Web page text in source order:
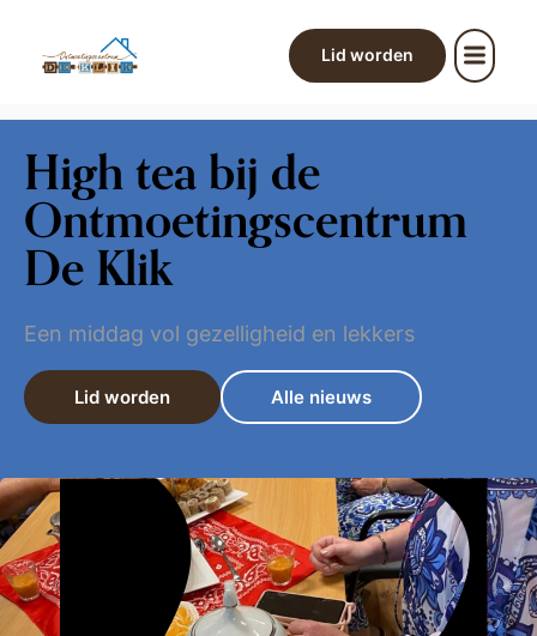
Lid worden
High tea bij de
Ontmoetingscentrum
De Klik
Een middag vol gezelligheid en lekkers
Lid worden Alle nieuws